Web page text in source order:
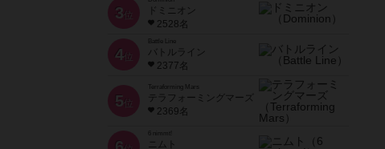
3 位
ドミニオン
2528名
4位
Battle Line
バトルライン
2377名
5 位
Terraforming Mars
テラフォーミングマーズ
2369名
ニムト